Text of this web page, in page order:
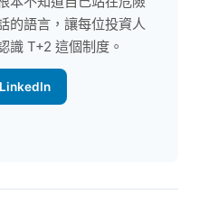
的語言，讓每位投資人
識 T+2 這個制度。
LinkedIn